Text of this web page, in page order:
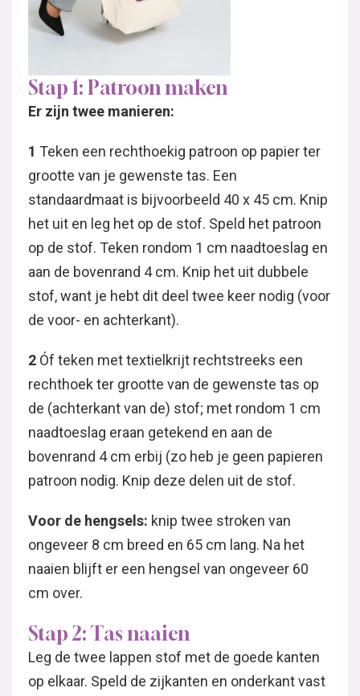
Stap 1: Patroon maken
Er zijn twee manieren:
1 Teken een rechthoekig patroon op papier ter
grootte van je gewenste tas. Een
standaardmaat is bijvoorbeeld 40 x 45 cm. Knip
het uit en leg het op de stof. Speld het patroon
op de stof. Teken rondom 1 cm naadtoeslag en
aan de bovenrand 4 cm. Knip het uit dubbele
stof, want je hebt dit deel twee keer nodig (voor
de voor- en achterkant).
2 Óf teken met textielkrijt rechtstreeks een
rechthoek ter grootte van de gewenste tas op
de (achterkant van de) stof; met rondom 1 cm
naadtoeslag eraan getekend en aan de
bovenrand 4 cm erbij (zo heb je geen papieren
patroon nodig. Knip deze delen uit de stof.
Voor de hengsels: knip twee stroken van
ongeveer 8 cm breed en 65 cm lang. Na het
naaien blijft er een hengsel van ongeveer 60
cm over.
Stap 2: Tas naaien
Leg de twee lappen stof met de goede kanten
op elkaar. Speld de zijkanten en onderkant vast